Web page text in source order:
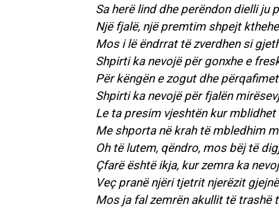
Sa herë lind dhe perëndon dielli ju
Një fjalë, një premtim shpejt
Mos i lë ëndrrat të zverdhen si
Shpirti ka nevojë për gonxhe e
Për këngën e zogut dhe
Shpirti ka nevojë për fjalën
Le ta presim vjeshtën kur mblidhet
Me shporta në krah të mbledhim
Oh të lutem, qëndro, mos bëj të
Çfarë është ikja, kur zemra ka
Veç pranë njëri tjetrit njerëzit
Mos ja fal zemrën akullit të trashë